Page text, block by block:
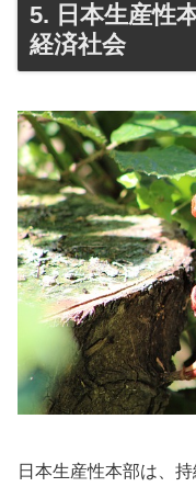
5. 日本生産性
経済社会
日本生産性本部は、